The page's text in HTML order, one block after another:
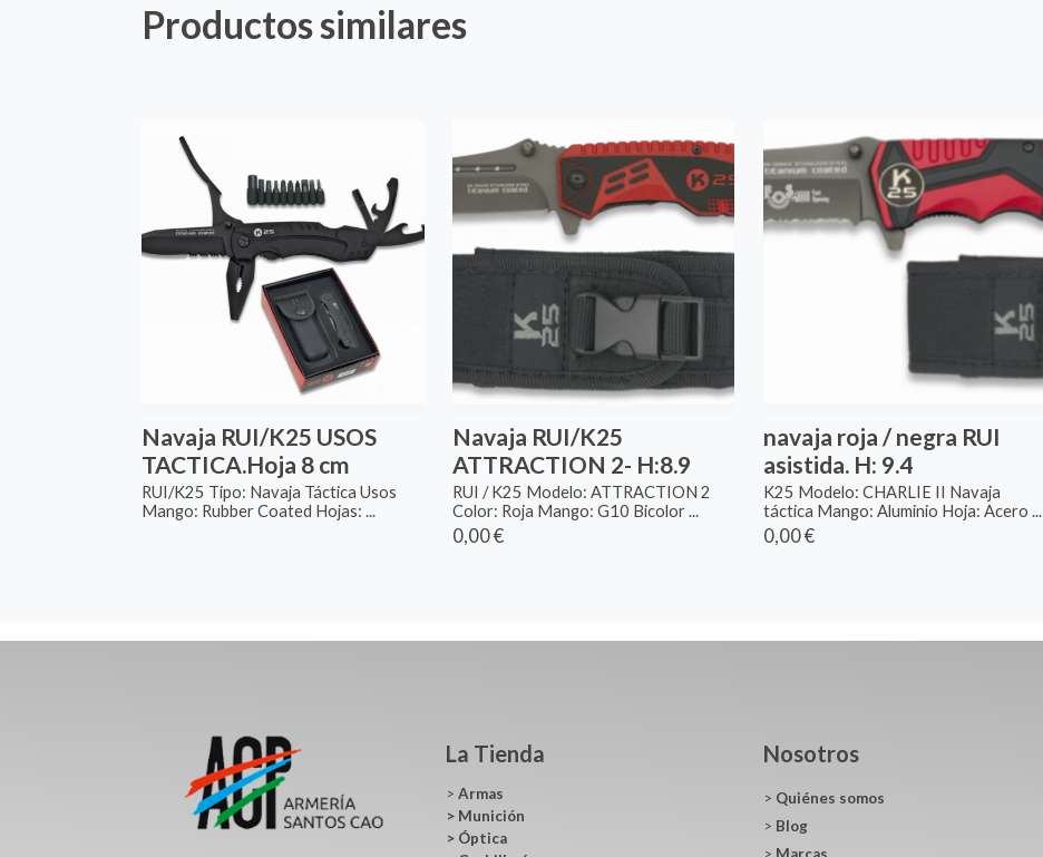
Productos similares
Navaja RUI/K25 USOS
TACTICA.Hoja 8 cm
RUI/K25 Tipo: Navaja Táctica Usos
Mango: Rubber Coated Hojas: ...
Navaja RUI/K25
ATTRACTION 2- H:8.9
RUI / K25 Modelo: ATTRACTION 2
Color: Roja Mango: G10 Bicolor ...
0,00 €
navaja roja / negra RUI
asistida. H: 9.4
K25 Modelo: CHARLIE II Navaja
táctica Mango: Aluminio Hoja: Acero ...
0,00 €
La Tienda
> Armas
> Munición
> Óptica
Nosotros
> Quiénes somos
> Blog
> Marcas